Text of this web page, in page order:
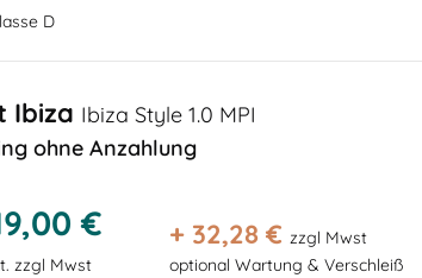
D
Ibiza Ibiza Style 1.0 MPI
ohne Anzahlung
€
zzgl Mwst
+ 32,28 € zzgl Mwst
optional Wartung & Verschleiß